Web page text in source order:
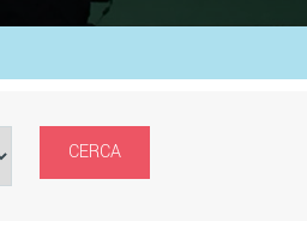
CERCA